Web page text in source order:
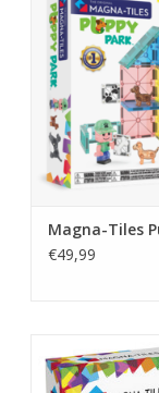
TOEVOEGEN AAN
Magna-Tiles
€49,99
Magna-
TOEVOEGEN AAN